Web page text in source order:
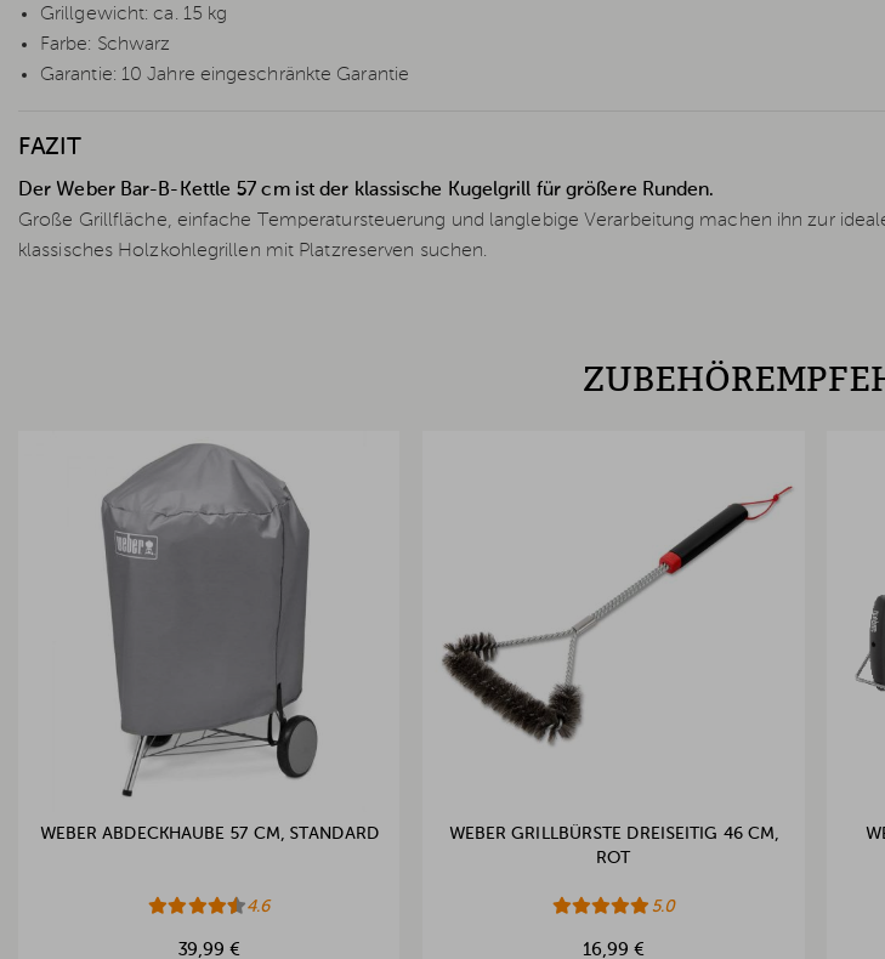
Grillgewicht: ca. 15 kg
Farbe: Schwarz
Garantie: 10 Jahre eingeschränkte Garantie
FAZIT
Der Weber Bar-B-Kettle 57 cm ist der klassische Kugelgrill für größere Runden.
Große Grillfläche, einfache Temperatursteuerung und langlebige Verarbeitung machen ihn zur
klassisches Holzkohlegrillen mit Platzreserven suchen.
WEBER ABDECKHAUBE 57 CM, STANDARD
4.6
39,99 €
WEBER GRILLBÜRSTE DREISEITIG 46 CM,
ROT
5.0
16,99 €